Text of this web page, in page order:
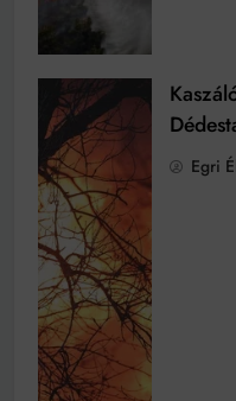
Egri